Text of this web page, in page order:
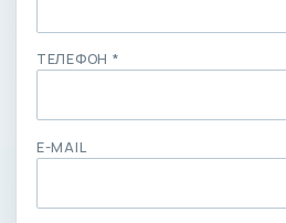
ТЕЛЕФОН *
E-MAIL